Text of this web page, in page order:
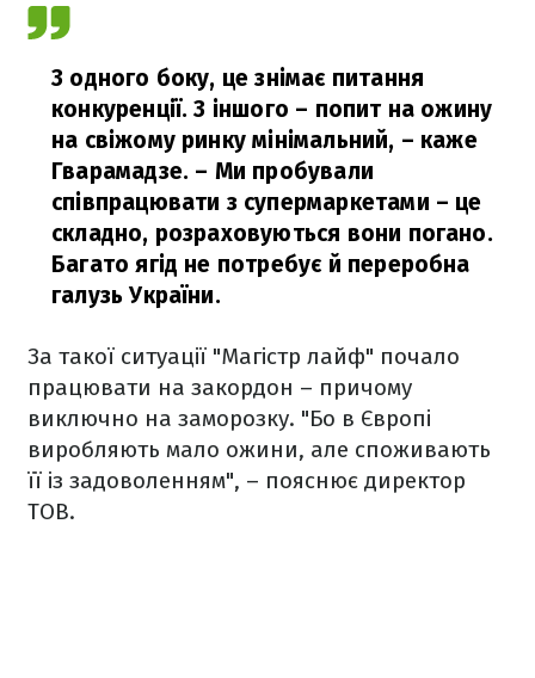
З одного боку, це знімає питання
конкуренції. З іншого – попит на ожину
на свіжому ринку мінімальний, – каже
Гварамадзе. – Ми пробували
співпрацювати з супермаркетами – це
складно, розраховуються вони погано.
Багато ягід не потребує й переробна
галузь України.
За такої ситуації "Магістр лайф" почало
працювати на закордон – причому
виключно на заморозку. "Бо в Європі
виробляють мало ожини, але споживають
її із задоволенням", – пояснює директор
ТОВ.